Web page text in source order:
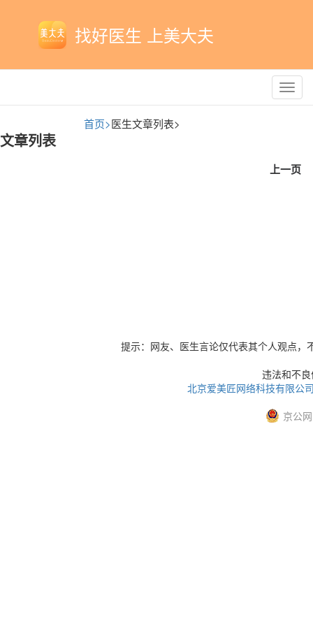
找好医生 上美大夫
首页>医生文章列表>
文章列表
上一页
提示：网友、医生言论仅代表其个人观点
违法和不
北京爱美匠网络科技有限公
京公